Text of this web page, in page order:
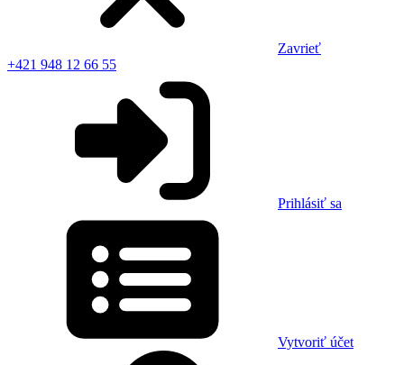
Zavrieť
+421 948 12 66 55
Prihlásiť sa
Vytvoriť účet